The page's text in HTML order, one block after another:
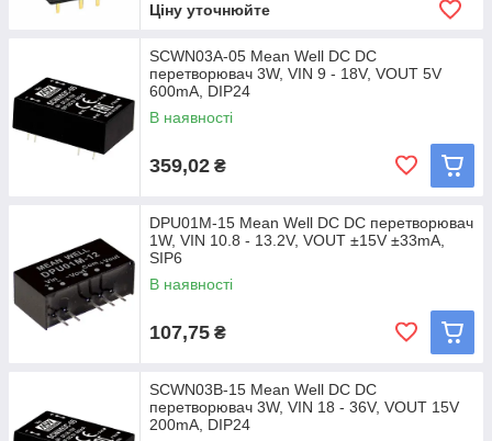
Ціну уточнюйте
SCWN03A-05 Mean Well DC DC
перетворювач 3W, VIN 9 - 18V, VOUT 5V
600mA, DIP24
В наявності
359,02 ₴
DPU01M-15 Mean Well DC DC перетворювач
1W, VIN 10.8 - 13.2V, VOUT ±15V ±33mA,
SIP6
В наявності
107,75 ₴
SCWN03B-15 Mean Well DC DC
перетворювач 3W, VIN 18 - 36V, VOUT 15V
200mA, DIP24